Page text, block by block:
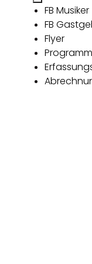
FB Musiker
FB
Flyer